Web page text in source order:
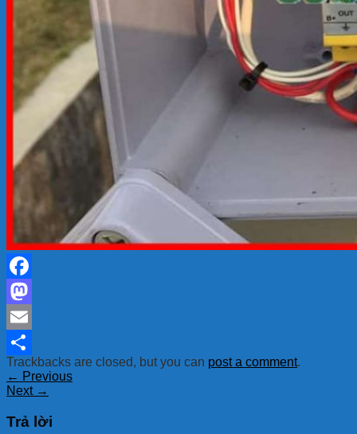
Facebook
Mastodon
Email
Share
Trackbacks are closed, but you can post a comment.
← Previous
Next →
Trả lời